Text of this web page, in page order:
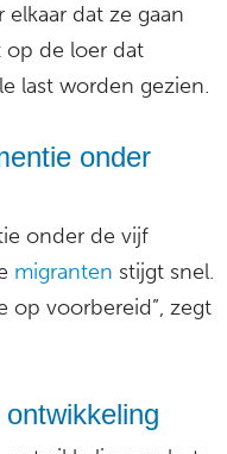
dat ze gaan
op de loer dat
last worden gezien.
onder
onder de vijf
migranten stijgt snel.
op voorbereid”, zegt